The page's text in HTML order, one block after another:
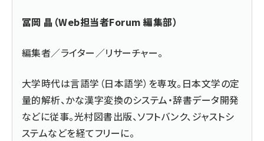
冨岡 晶（Web担当者Forum 編集部）
編集者／ライター／リサーチャー。
大学時代は言語学（日本語学）を専攻。日本文学の定
量的解析、かな漢字変換のシステム・辞書データ開発
などに従事。光村図書出版、ソフトバンク、ジャストシ
ステムなどを経てフリーに。